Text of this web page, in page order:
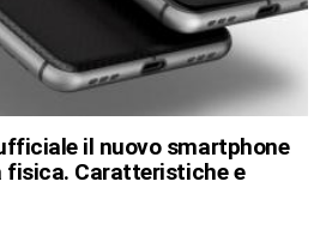
il nuovo smartphone
Caratteristiche e